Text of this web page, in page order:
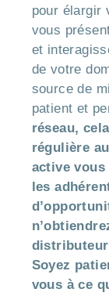
pour élargir
vous
et
de votre
source de
patient et
réseau,
régulière
active
les
Soyez
vous à ce